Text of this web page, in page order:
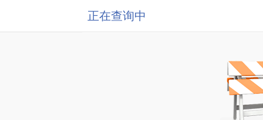
正在查询中